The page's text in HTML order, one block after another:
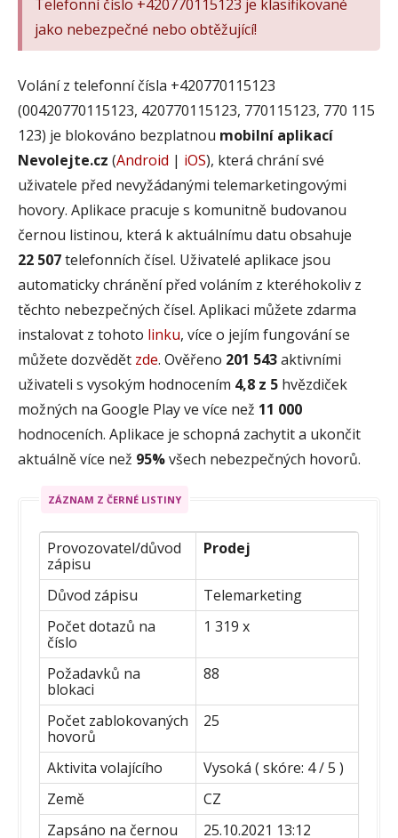
Telefonní číslo +420770115123 je klasifikované
jako nebezpečné nebo obtěžující!
Volání z telefonní čísla +420770115123
(00420770115123, 420770115123, 770115123, 770 115
123) je blokováno bezplatnou mobilní aplikací
Nevolejte.cz (Android | iOS), která chrání své
uživatele před nevyžádanými telemarketingovými
hovory. Aplikace pracuje s komunitně budovanou
černou listinou, která k aktuálnímu datu obsahuje
22 507telefonních čísel. Uživatelé aplikace jsou
automaticky chránění před voláním z kteréhokoliv z
těchto nebezpečných čísel. Aplikaci můžete zdarma
instalovat z tohoto linku, více o jejím fungování se
můžete dozvědět zde. Ověřeno 201 543aktivními
uživateli s vysokým hodnocením 4,8 z 5 hvězdiček
možných na Google Play ve více než 11 000
hodnoceních. Aplikace je schopná zachytit a ukončit
aktuálně více než 95%všech nebezpečných hovorů.
ZÁZNAM Z ČERNÉ LISTINY
Provozovatel/důvod
zápisu
Prodej
Důvod zápisu
Telemarketing
Počet dotazů na
číslo
1 319 x
Požadavků na
blokaci
88
Počet zablokovaných
hovorů
25
Aktivita volajícího
Vysoká ( skóre: 4 / 5 )
Země
CZ
Zapsáno na černou
25.10.2021 13:12